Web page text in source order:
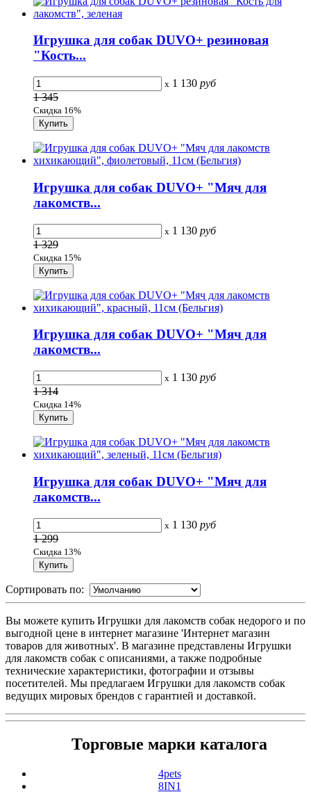
Игрушка для собак DUVO+ резиновая
"Кость...
x 1 130 руб
1 345
Скидка 16%
Игрушка для собак DUVO+ "Мяч для
лакомств...
x 1 130 руб
1 329
Скидка 15%
Игрушка для собак DUVO+ "Мяч для
лакомств...
x 1 130 руб
1 314
Скидка 14%
Игрушка для собак DUVO+ "Мяч для
лакомств...
x 1 130 руб
1 299
Скидка 13%
Сортировать по:
Вы можете купить Игрушки для лакомств собак недорого и по
выгодной цене в интернет магазине 'Интернет магазин
товаров для животных'. В магазине представлены Игрушки
для лакомств собак с описаниями, а также подробные
технические характеристики, фотографии и отзывы
посетителей. Мы предлагаем Игрушки для лакомств собак
ведущих мировых брендов с гарантией и доставкой.
Торговые марки каталога
4pets
8IN1